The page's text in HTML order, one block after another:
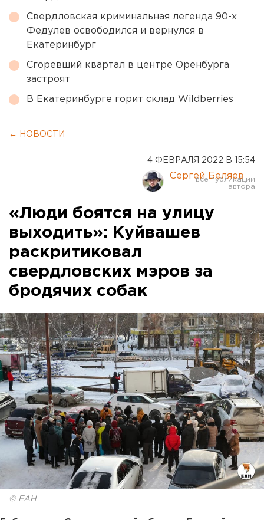
Свердловская криминальная легенда 90-х
Федулев освободился и вернулся в
Екатеринбург
Сгоревший квартал в центре Оренбурга
застроят
В Екатеринбурге горит склад Wildberries
← НОВОСТИ
4 ФЕВРАЛЯ 2022 В 15:54
Сергей Беляев
«Люди боятся на улицу
выходить»: Куйвашев
раскритиковал
свердловских мэров за
бродячих собак
© ЕАН